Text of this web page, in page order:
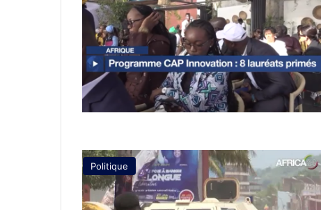
Politique